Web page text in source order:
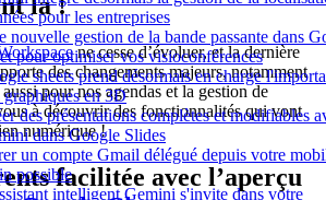
pour les entreprises
nouvelle gestion de la bande passante dans
pour optimiser vos visioconférences
sheets prend désormais en charge
graphiques en 3D
des présentations complètes et modifiables
dans Google Slides
un compte Gmail délégué depuis votre
possible
intelligent Gemini s'invite dans votre
ne cesse d’évoluer, et la dernière
des changements majeurs, notamment
pour nos agendas et la gestion de
à découvrir des fonctionnalités qui vont
numérique !
facilitée avec l’aperçu